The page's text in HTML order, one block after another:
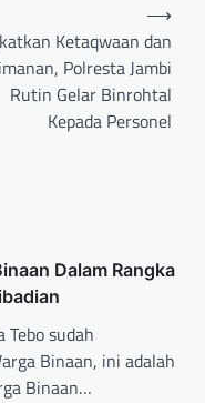
Ketaqwaan dan
Polresta Jambi
Rutin Gelar Binrohtal
Kepada Personel
⟶
Dalam Rangka
Tebo sudah
Binaan, ini adalah
Binaan…